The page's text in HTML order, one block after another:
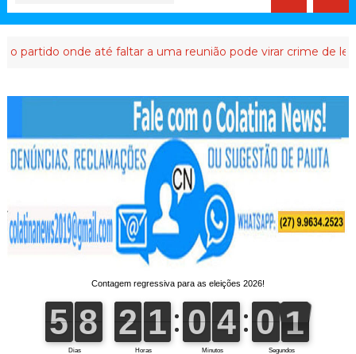
onde até faltar a uma reunião pode virar crime de lesa-